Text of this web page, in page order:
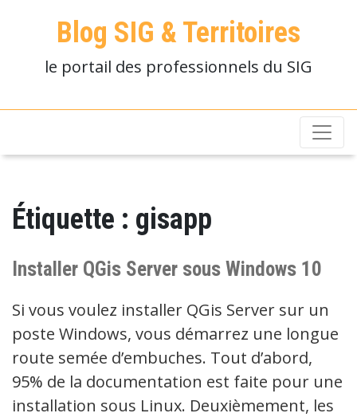
Blog SIG & Territoires
le portail des professionnels du SIG
Étiquette : gisapp
Installer QGis Server sous Windows 10
Si vous voulez installer QGis Server sur un
poste Windows, vous démarrez une longue
route semée d’embuches. Tout d’abord,
95% de la documentation est faite pour une
installation sous Linux. Deuxièmement, les